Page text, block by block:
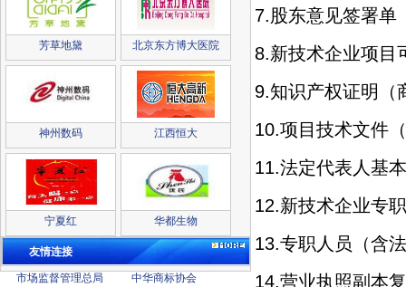
芳草地黛 北京东方博大医院
神州数码 江西恒大
宁夏红 华都生物
友情连接
市场监督管理总局
中华商标协会
7.股东意见签署单
8.新技术企业项目
9.知识产权证明（
10.项目技术文件
11.法定代表人基
12.新技术企业专
13.专职人员（含
14.营业执照副本